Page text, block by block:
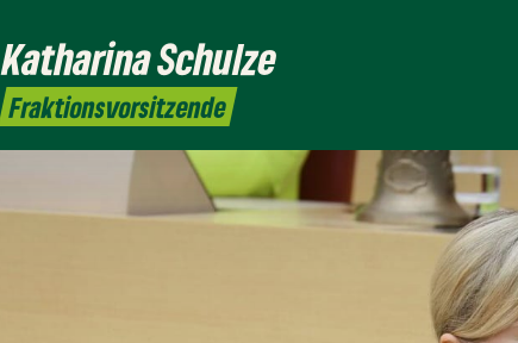
KatharinaSchulze
Fraktionsvorsitzende